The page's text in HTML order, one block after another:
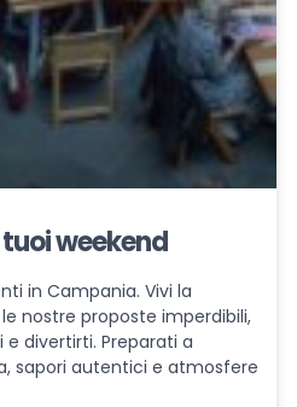
weekend
in Campania. Vivi la
nostre proposte imperdibili,
divertirti. Preparati a
sapori autentici e atmosfere